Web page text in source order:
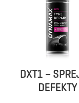
DXT1 –
DEFEKTY